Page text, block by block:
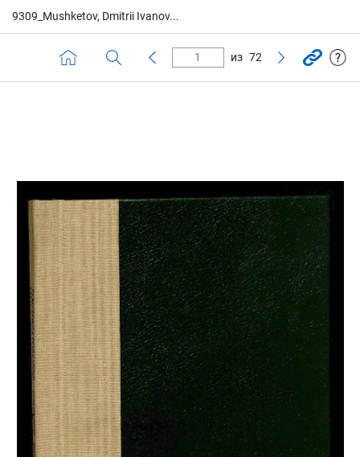
9309_Mushketov, Dmitrii Ivanov...
из 72